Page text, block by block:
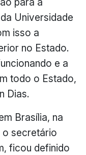
Universidade
isso a
no Estado.
e a
todo o Estado,
Dias.
Brasília, na
secretário
ficou definido